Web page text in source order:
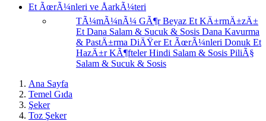
Et ÃœrÃ¼nleri ve ÅarkÃ¼teri
TÃ¼mÃ¼nÃ¼ GÃ¶rBeyaz Et KÄ±rmÄ±zÄ±
Et Dana Salam & Sucuk & Sosis Dana Kavurma
& PastÄ±rma DiÄŸer Et ÃœrÃ¼nleri Donuk Et
HazÄ±r KÃ¶ftelerHindi Salam & Sosis PiliÃ§
Salam & Sucuk & Sosis
Ana Sayfa
Temel Gıda
Şeker
Toz Şeker